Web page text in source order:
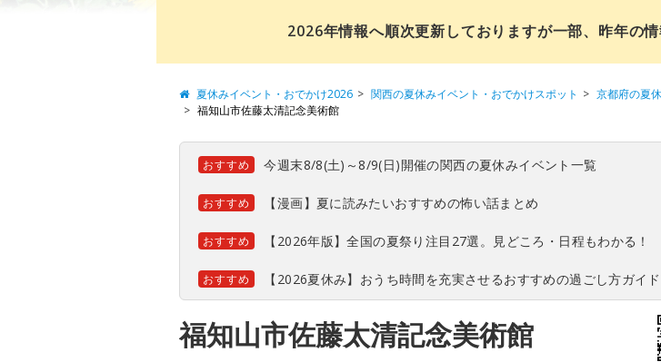
2026年情報へ順次更新しておりますが一部、昨年の
夏休みイベント・おでかけ2026 関西の夏休みイベント・おでかけスポット 京都府の夏
福知山市佐藤太清記念美術館
おすすめ 今週末8/8(土)～8/9(日)開催の関西の夏休みイベント一覧
おすすめ 【漫画】夏に読みたいおすすめの怖い話まとめ
おすすめ 【2026年版】全国の夏祭り注目27選。見どころ・日程もわかる！
おすすめ 【2026夏休み】おうち時間を充実させるおすすめの過ごし方ガイド
福知山市佐藤太清記念美術館